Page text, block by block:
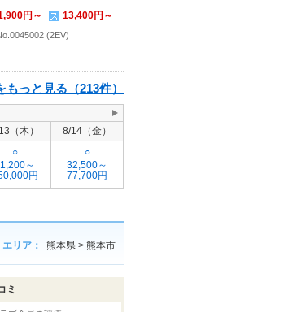
円～ 13,400円～
(2EV)
っと見る（213件）
（木）
8/14（金）
○
～
円
○
32,500～
77,700円
エリア： 熊本県 > 熊本市
ミ